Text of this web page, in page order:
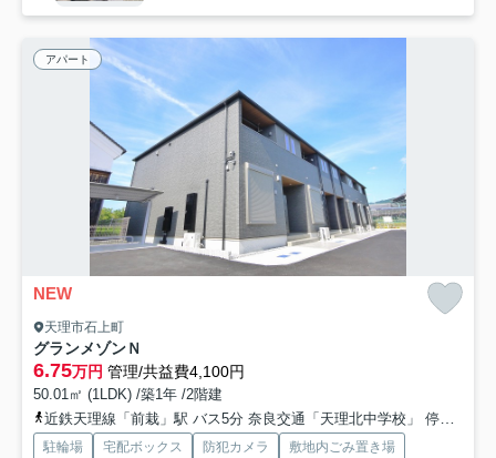
アパート
NEW
天理市石上町
グランメゾンＮ
6.75万円 管理/共益費4,100円
50.01㎡ (1LDK) /築1年 /2階建
近鉄天理線「前栽」駅 バス5分 奈良交通「天理北中学校」 停歩6分
駐輪場 宅配ボックス 防犯カメラ 敷地内ごみ置き場